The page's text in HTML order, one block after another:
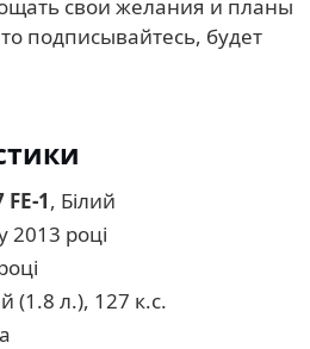
свои желания и планы
подписывайтесь, будет
1, Білий
2013 році
(1.8 л.), 127 к.с.